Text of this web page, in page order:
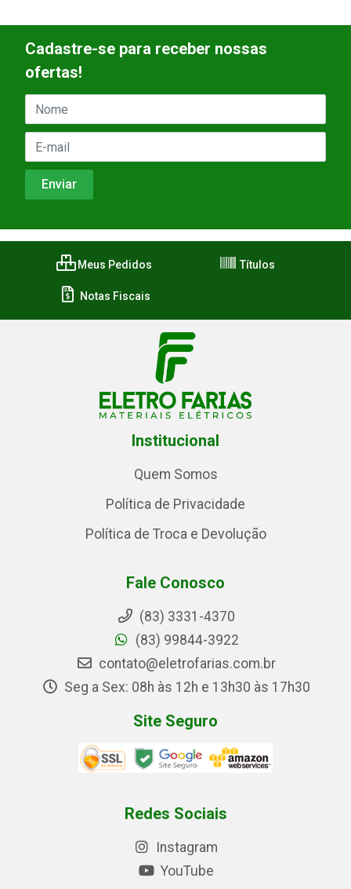
Cadastre-se para receber nossas
ofertas!
Meus Pedidos Títulos
Notas Fiscais
Institucional
Quem Somos
Política de Privacidade
Política de Troca e Devolução
Fale Conosco
(83) 3331-4370
(83) 99844-3922
contato@eletrofarias.com.br
Seg a Sex: 08h às 12h e 13h30 às 17h30
Site Seguro
Redes Sociais
Instagram
YouTube